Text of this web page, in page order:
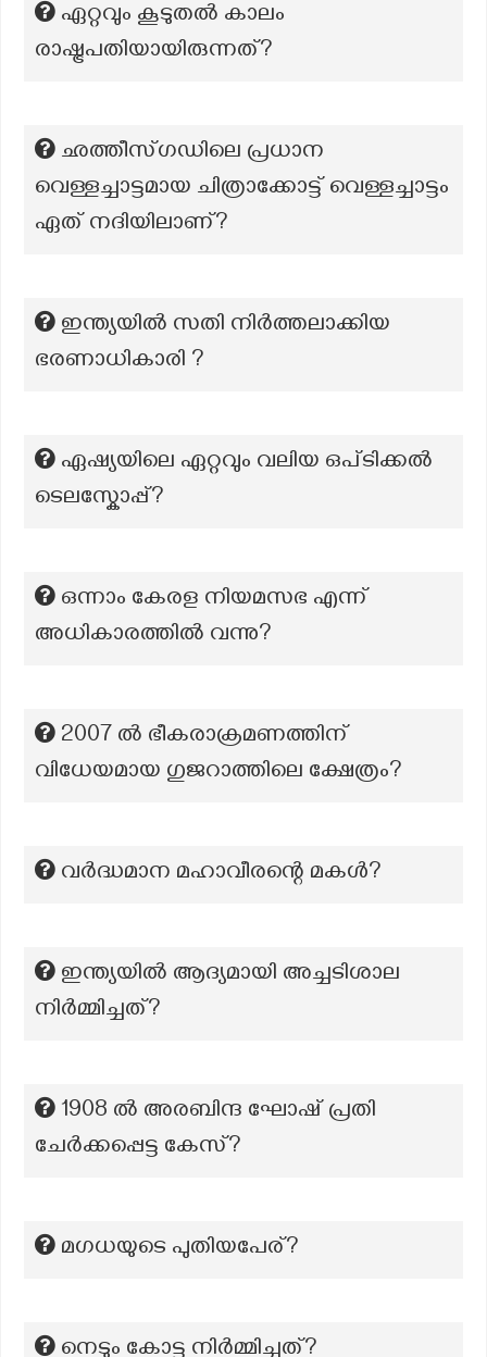
ഏറ്റവും കൂടുതൽ കാലം
രാഷ്ട്രപതിയായിരുന്നത്?
ഛത്തീസ്ഗഡിലെ പ്രധാന
വെള്ളച്ചാട്ടമായ ചിത്രാക്കോട്ട് വെള്ളച്ചാട്ടം
ഏത് നദിയിലാണ്?
ഇന്ത്യയിൽ സതി നിർത്തലാക്കിയ
ഭരണാധികാരി ?
ഏഷ്യയിലെ ഏറ്റവും വലിയ ഒപ്ടിക്കൽ
ടെലസ്കോപ്പ്?
ഒന്നാം കേരള നിയമസഭ എന്ന്
അധികാരത്തിൽ വന്നു?
2007 ൽ ഭീകരാക്രമണത്തിന്
വിധേയമായ ഗുജറാത്തിലെ ക്ഷേത്രം?
വർദ്ധമാന മഹാവീരന്റെ മകൾ?
ഇന്ത്യയിൽ ആദ്യമായി അച്ചടിശാല
നിർമ്മിച്ചത്?
1908 ൽ അരബിന്ദ ഘോഷ് പ്രതി
ചേർക്കപ്പെട്ട കേസ്?
മഗധയുടെ പുതിയപേര്?
നെടും കോട്ട നിർമ്മിച്ചത്?